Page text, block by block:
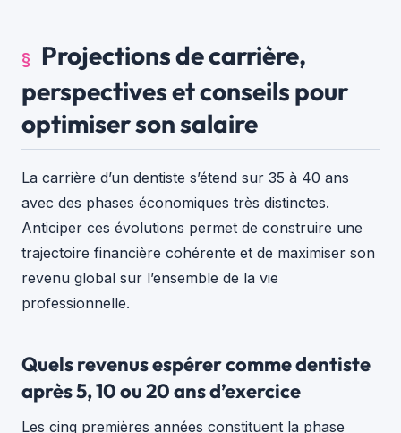
Projections de carrière,
perspectives et conseils pour
optimiser son salaire
La carrière d’un dentiste s’étend sur 35 à 40 ans
avec des phases économiques très distinctes.
Anticiper ces évolutions permet de construire une
trajectoire financière cohérente et de maximiser son
revenu global sur l’ensemble de la vie
professionnelle.
Quels revenus espérer comme dentiste
après 5, 10 ou 20 ans d’exercice
Les cinq premières années constituent la phase